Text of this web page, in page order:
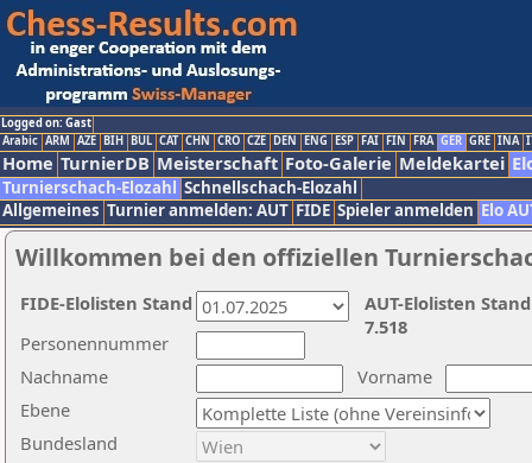
Logged on: Gast
Arabic ARM AZE BIH BUL CAT CHN CRO CZE DEN ENG ESP FAI FIN FRA GER GRE INA
Home TurnierDB Meisterschaft Foto-Galerie Meldekartei
Turnierschach-Elozahl Schnellschach-Elozahl
Allgemeines Turnier anmelden: AUT FIDE Spieler anmelden Elo
Willkommen bei den offiziellen
Nachname
Vorname
Ebene
Personennummer
Bundesland
AUT-Elolisten
7.518
FIDE-Elolisten Stand